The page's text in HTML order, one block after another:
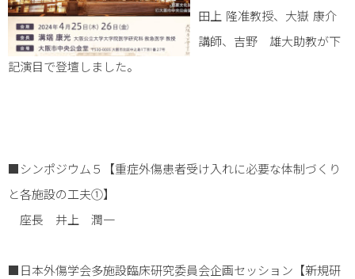
田上 隆准教授、大嶽 康介
講師、吉野 雄大助教が下
記演目で登壇しました。
■シンポジウム５【重症外傷患者受け入れに必要な体制づくり
と各施設の工夫①】
座長 井上 潤一
■日本外傷学会多施設臨床研究委員会企画セッション【新規研